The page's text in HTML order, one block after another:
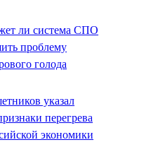
ли система СПО
проблему
голода
указал
перегрева
экономики